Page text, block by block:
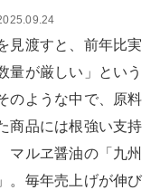
見渡すと、前年比実
量が厳しい」という
のような中で、原料
商品には根強い支持
マルヱ醤油の「九州
。毎年売上げが伸び